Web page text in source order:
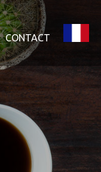
CONTACT